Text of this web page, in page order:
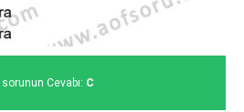
sorunun Cevabı: C